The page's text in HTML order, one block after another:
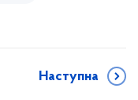
Наступна